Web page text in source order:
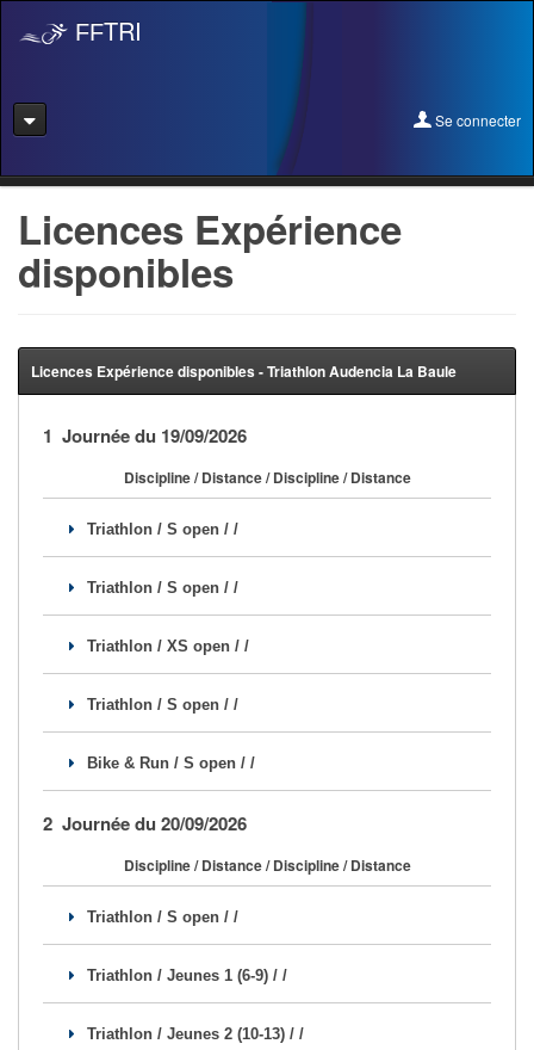
FFTRI
Se connecter
Pass Rentrée Bougez/Club
Se former
FAQ
Licences Expérience
disponibles
Licences Expérience disponibles - Triathlon Audencia La Baule
1 Journée du 19/09/2026
Discipline / Distance / Discipline / Distance
Triathlon / S open / /
Triathlon / S open / /
Triathlon / XS open / /
Triathlon / S open / /
Bike & Run / S open / /
2 Journée du 20/09/2026
Discipline / Distance / Discipline / Distance
Triathlon / S open / /
Triathlon / Jeunes 1 (6-9) / /
Triathlon / Jeunes 2 (10-13) / /